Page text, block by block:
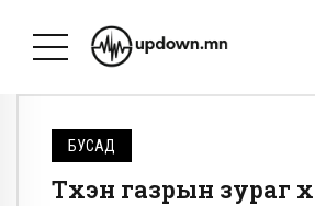
БУСАД
Түүхэн газрын зураг